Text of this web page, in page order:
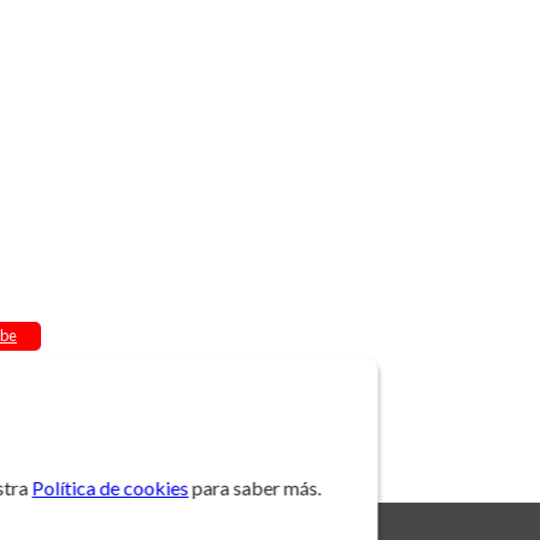
Política de cookiespara saber más.